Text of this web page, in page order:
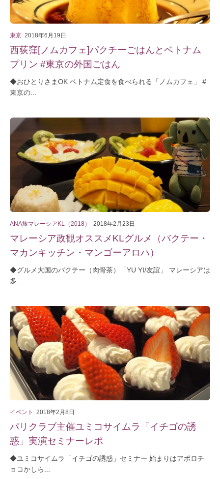
東京 2018年6月19日
西荻窪[ノムカフェ]パクチーごはんとベトナム
プリン #東京の外国ごはん
◆おひとりさまOK ベトナム定食を食べられる「ノムカフェ」 #
東京の...
ANA旅マレーシアKL（2018） 2018年2月23日
マレーシア政観オススメKLグルメ（バクテー・
マカンキッチン・マンゴーアロハ）
◆グルメ大国のバクテー（肉骨茶）「YU YI/友誼」 マレーシアは
多...
イベント 2018年2月8日
パリクラブ主催ユミコサイムラ「イチゴの誘
惑」実演セミナーレポ
◆ユミコサイムラ「イチゴの誘惑」セミナー 始まりはアポロチ
ョコかしら...